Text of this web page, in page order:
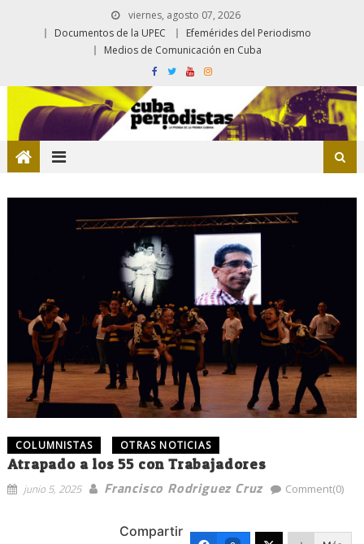
viernes, agosto 07, 2026
Documentos de la UPEC
Efemérides del Periodismo
Medios de Comunicación en Cuba
COLUMNISTAS OTRAS NOTICIAS
Atrapado a los 55 con Trabajadores
junio 5, 2025 Francisco Rodriguez Cruz Comment(0)
Compartir